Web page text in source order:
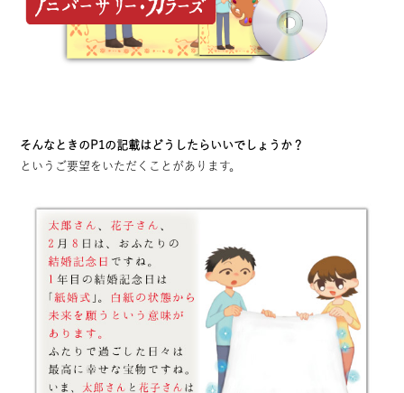
そんなときのP1の記載はどうしたらいいでしょうか？
というご要望をいただくことがあります。